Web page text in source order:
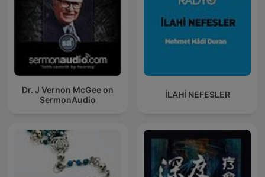
Dr. J Vernon McGee on
SermonAudio
İLAHİ NEFESLER